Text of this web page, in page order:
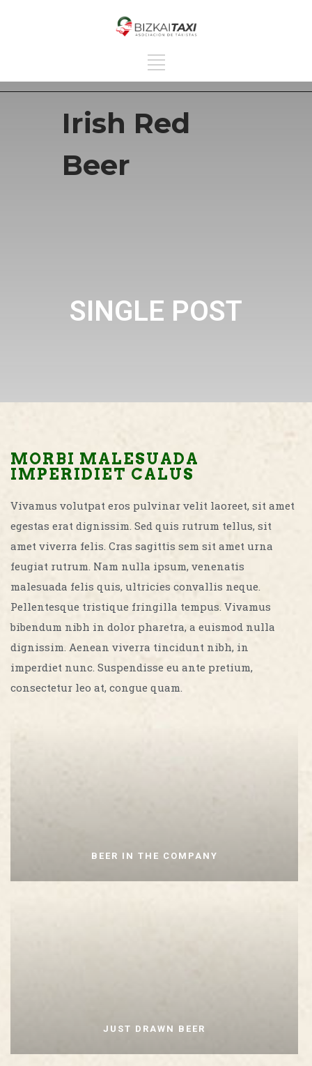
Irish Red
Beer
SINGLE POST
MORBI MALESUADA
IMPERIDIET CALUS
Vivamus volutpat eros pulvinar velit laoreet, sit amet
egestas erat dignissim. Sed quis rutrum tellus, sit
amet viverra felis. Cras sagittis sem sit amet urna
feugiat rutrum. Nam nulla ipsum, venenatis
malesuada felis quis, ultricies convallis neque.
Pellentesque tristique fringilla tempus. Vivamus
bibendum nibh in dolor pharetra, a euismod nulla
dignissim. Aenean viverra tincidunt nibh, in
imperdiet nunc. Suspendisse eu ante pretium,
consectetur leo at, congue quam.
BEER IN THE COMPANY
JUST DRAWN BEER